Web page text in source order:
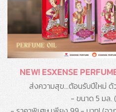
NEW! ESXENSE
ส่งความสุข...ต้อนรับปีใหม่
- ขนาด 5 มล.